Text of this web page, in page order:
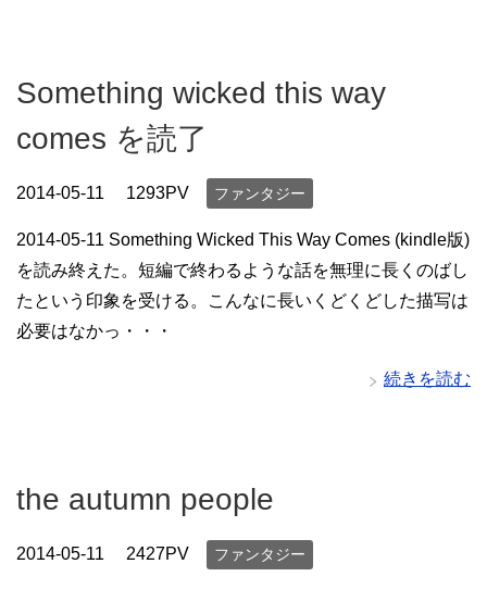
Something wicked this way
comes を読了
2014-05-11 1293PV ファンタジー
2014-05-11 Something Wicked This Way Comes (kindle版)
を読み終えた。短編で終わるような話を無理に長くのばし
たという印象を受ける。こんなに長いくどくどした描写は
必要はなかっ・・・
続きを読む
the autumn people
2014-05-11 2427PV ファンタジー